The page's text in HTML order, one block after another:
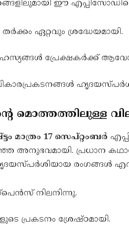
ഈ
ഏറ്റവും ശ്രദ്ധേയമായി.
പ്രേക്ഷകർക്ക്
മൊത്തത്തിലുള്ള
മാത്രം 17 സെപ്റ്റംബർ
അനുഭവമായി. പ്രധാന
രംഗങ്ങൾ
നിലനിന്നു.
പ്രകടനം ശ്രേഷ്ഠമായി.